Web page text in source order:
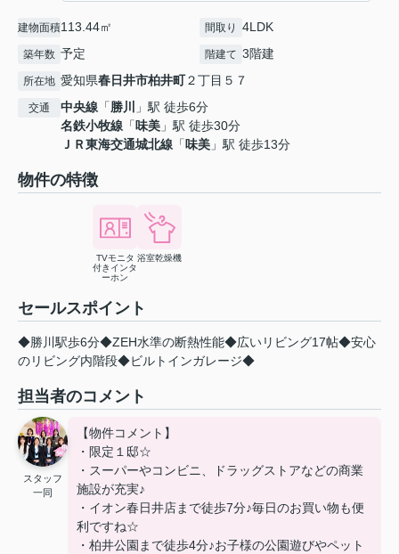
建物面積113.44㎡ 間取り 4LDK
築年数 予定 階建て 3階建
所在地 愛知県春日井市柏井町２丁目５７
交通 中央線 「勝川
」駅 徒歩6分
名鉄小牧線 「味美 」駅 徒歩30分
ＪＲ東海交通城北線 「味美 」駅 徒歩13分
物件の特徴
TVモニタ
付きインタ
ーホン
浴室乾燥機
セールスポイント
◆勝川駅歩6分◆ZEH水準の断熱性能◆広いリビング17帖◆安心
のリビング内階段◆ビルトインガレージ◆
担当者のコメント
スタッフ
一同
【物件コメント】
・限定１邸☆
・スーパーやコンビニ、ドラッグストアなどの商業
施設が充実♪
・イオン春日井店まで徒歩7分♪毎日のお買い物も便
利ですね☆
・柏井公園まで徒歩4分♪お子様の公園遊びやペット